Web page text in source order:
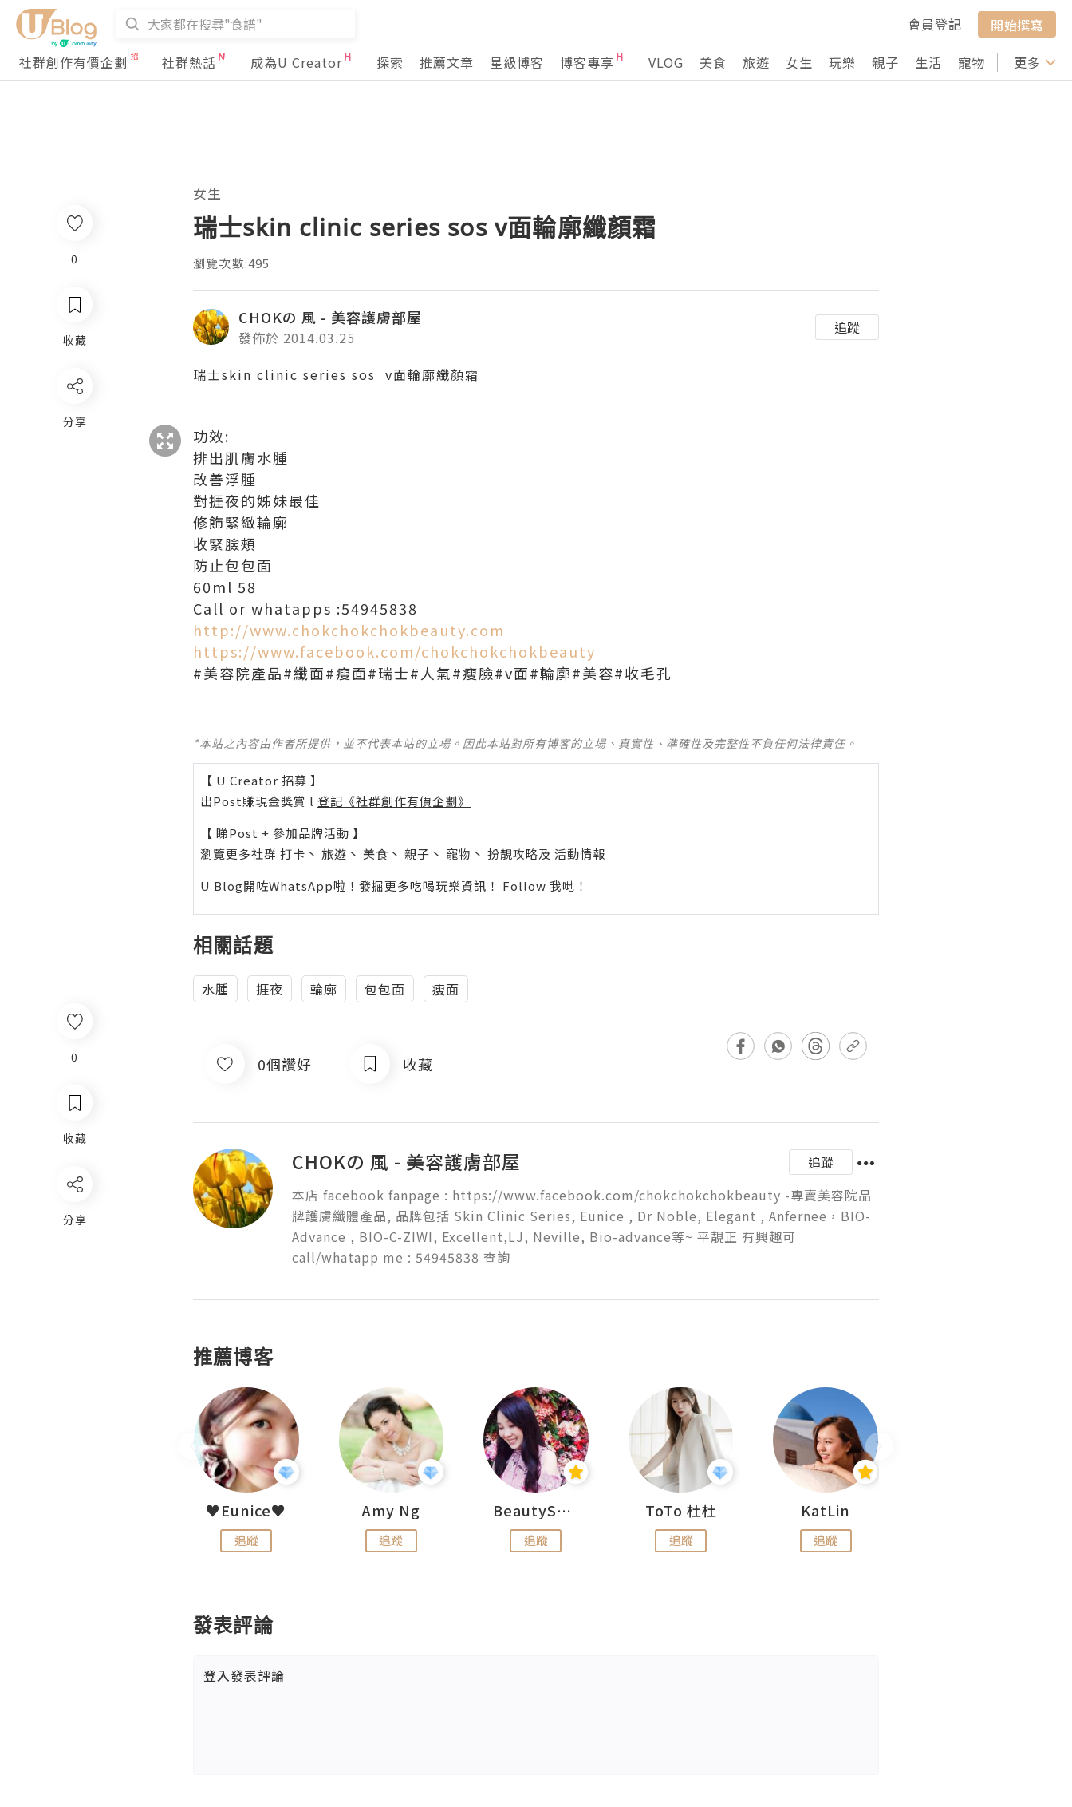
會員登記
開始撰寫
社群創作有價企劃
社群熱話 成為U Creator 探索 推薦文章 星級博客 博客專享 VLOG 美食 旅遊 女生 玩樂 親子 生活 寵物 行山 打卡
更多
0
收藏
分享
女生
瑞士skin clinic series sos v面輪廓纖顏霜
瀏覽次數:495
CHOKの 風 - 美容護膚部屋
發佈於 2014.03.25
追蹤
瑞士skin clinic series sos v面輪廓纖顏霜
功效:
排出肌膚水腫
改善浮腫
對捱夜的姊妹最佳
修飾緊緻輪廓
收緊臉頰
防止包包面
60ml 58
Call or whatapps :54945838
http://www.chokchokchokbeauty.com
https://www.facebook.com/chokchokchokbeauty
#美容院產品#纖面#瘦面#瑞士#人氣#瘦臉#v面#輪廓#美容#收毛孔
*本站之內容由作者所提供，並不代表本站的立場。因此本站對所有博客的立場、真實性、準確性及完整性不負任何法律責任。
【 U Creator 招募 】
出Post賺現金獎賞 l 登記《社群創作有價企劃》
【 睇Post + 參加品牌活動 】
瀏覽更多社群 打卡 丶 旅遊 丶 美食 丶 親子 丶 寵物 丶 扮靚攻略及 活動情報
U Blog開咗WhatsApp啦！發掘更多吃喝玩樂資訊！ Follow 我哋 ！
相關話題
水腫 捱夜 輪廓 包包面 瘦面
0個讚好 收藏
CHOKの 風 - 美容護膚部屋
追蹤
本店 facebook fanpage : https://www.facebook.com/chokchokchokbeauty -專賣美容院品
牌護膚纖體產品, 品牌包括 Skin Clinic Series, Eunice , Dr Noble, Elegant , Anfernee，BIO-
Advance , BIO-C-ZIWI, Excellent,LJ, Neville, Bio-advance等~ 平靚正 有興趣可
call/whatapp me : 54945838 查詢
推薦博客
♥Eunice♥
追蹤
Amy Ng
追蹤
BeautySearch
追蹤
ToTo 杜杜
追蹤
KatLin
追蹤
發表評論
登入發表評論
0
收藏
分享